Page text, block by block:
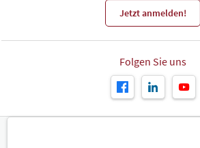
Jetzt anmelden!
Folgen Sie uns